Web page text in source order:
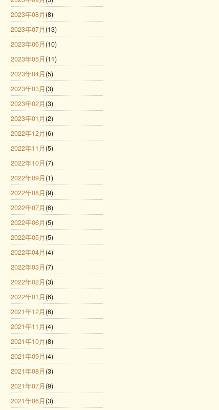
2023年08月 (8)
2023年07月 (13)
2023年06月 (10)
2023年05月 (11)
2023年04月 (5)
2023年03月 (3)
2023年02月 (3)
2023年01月 (2)
2022年12月 (6)
2022年11月 (5)
2022年10月 (7)
2022年09月 (1)
2022年08月 (9)
2022年07月 (6)
2022年06月 (5)
2022年05月 (5)
2022年04月 (4)
2022年03月 (7)
2022年02月 (3)
2022年01月 (6)
2021年12月 (6)
2021年11月 (4)
2021年10月 (8)
2021年09月 (4)
2021年08月 (3)
2021年07月 (9)
2021年06月 (3)